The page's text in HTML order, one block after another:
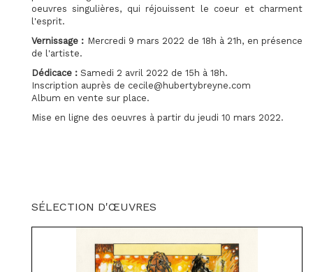
oeuvres singulières, qui réjouissent le coeur et charment
l'esprit.
Vernissage : Mercredi 9 mars 2022 de 18h à 21h, en présence
de l'artiste.
Dédicace : Samedi 2 avril 2022 de 15h à 18h.
Inscription auprès de cecile@hubertybreyne.com
Album en vente sur place.
Mise en ligne des oeuvres à partir du jeudi 10 mars 2022.
SÉLECTION D'ŒUVRES